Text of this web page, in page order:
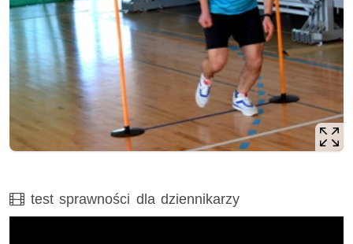
Film
test sprawności dla dziennikarzy